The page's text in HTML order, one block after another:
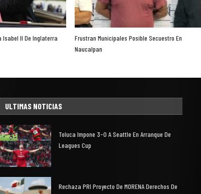
Isabel II De Inglaterra
Frustran Municipales Posible Secuestro En
Naucalpan
ULTIMAS NOTICIAS
Toluca Impone 3-0 A Seattle En Arranque De
Leagues Cup
Rechaza PRI Proyecto De MORENA Derechos De